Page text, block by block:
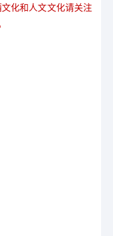
化和人文文化请关注